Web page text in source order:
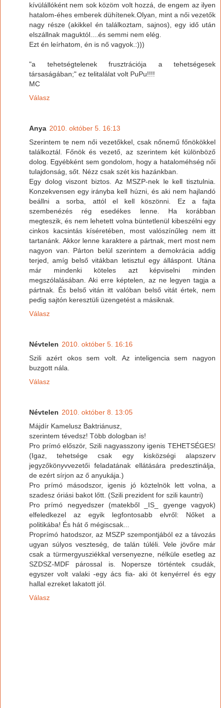
kívülállóként nem sok közöm volt hozzá, de engem az ilyen
hatalom-éhes emberek dühítenek.Olyan, mint a női vezetők
nagy része (akikkel én találkoztam, sajnos), egy idő után
elszállnak maguktól....és semmi nem elég.
Ezt én leírhatom, én is nő vagyok.:)))
"a tehetségtelenek frusztrációja a tehetségesek
társaságában;" ez telitalálat volt PuPu!!!!
MC
Válasz
Anya 2010. október 5. 16:13
Szerintem te nem női vezetőkkel, csak nőnemű főnökökkel
találkoztál. Főnök és vezető, az szerintem két különböző
dolog. Egyébként sem gondolom, hogy a hataloméhség női
tulajdonság, sőt. Nézz csak szét kis hazánkban.
Egy dolog viszont biztos. Az MSZP-nek le kell tisztulnia.
Konzekvensen egy irányba kell húzni, és aki nem hajlandó
beállni a sorba, attól el kell köszönni. Ez a fajta
szembenézés rég esedékes lenne. Ha korábban
megteszik, és nem lehetett volna büntetlenül kibeszélni egy
cinkos kacsintás kíséretében, most valószínűleg nem itt
tartanánk. Akkor lenne karaktere a pártnak, mert most nem
nagyon van. Párton belül szerintem a demokrácia addig
terjed, amíg belső vitákban letisztul egy álláspont. Utána
már mindenki köteles azt képviselni minden
megszólalásában. Aki erre képtelen, az ne legyen tagja a
pártnak. És belső vitán itt valóban belső vitát értek, nem
pedig sajtón keresztüli üzengetést a másiknak.
Válasz
Névtelen 2010. október 5. 16:16
Szili azért okos sem volt. Az inteligencia sem nagyon
buzgott nála.
Válasz
Névtelen 2010. október 8. 13:05
Májdír Kamelusz Baktriánusz,
szerintem tévedsz! Több dologban is!
Pro prímó először, Szili nagyasszony igenis TEHETSÉGES!
(Igaz, tehetsége csak egy kisközségi alapszerv
jegyzőkönyvvezetői feladatának ellátására predesztinálja,
de ezért sírjon az ő anyukája.)
Pro prímó másodszor, igenis jó köztelnök lett volna, a
szadesz óriási bakot lőtt. (Szili prezident for szili kauntri)
Pro prímó negyedszer (matekből _IS_ gyenge vagyok)
elfeledkezel az egyik legfontosabb elvről: Nőket a
politikába! És hát ő mégiscsak...
Proprímó hatodszor, az MSZP szempontjából ez a távozás
ugyan súlyos veszteség, de talán túléli. Vele jövőre már
csak a türmergyusziékkal versenyezne, nélküle esetleg az
SZDSZ-MDF párossal is. Nopersze történtek csudák,
egyszer volt valaki -egy ács fia- aki öt kenyérrel és egy
hallal ezreket lakatott jól.
Válasz